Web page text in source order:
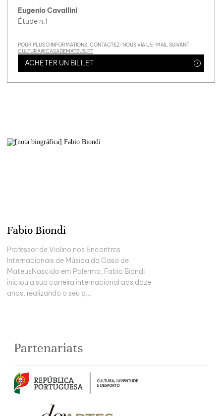
Eugenio Cavallini
Étude n.1
POUR PLUS D'INFORMATIONS, CONTACTEZ-NOUS VIA L'E-MAIL SUIVANT:
CULTURA@CASADEMATEUS.PT
ACHETER UN BILLET
Fabio Biondi
Professor de Violino nos Encontros
Internacionais de Música da Casa de
MateusNascido em Palermo, Fabio Biondi
iniciou a sua carreira internacional aos doze
anos, realizando o seu p...
Partenariats